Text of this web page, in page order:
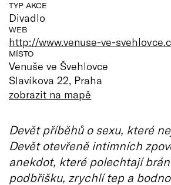
TYP AKCE
Divadlo
WEB
http://www.venuse-ve-
MÍSTO
Venuše ve Švehlovce
Slavíkova 22, Praha
zobrazit na mapě
Devět příběhů o sexu, které
Devět otevřeně intimních
anekdot, které polechtají
podbřišku, zrychlí tep a